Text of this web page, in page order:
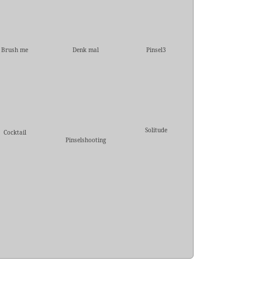
Brush me
Denk mal Pinsel3
Cocktail
Pinselshooting
Solitude